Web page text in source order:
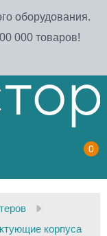
оборудования.
000 товаров!
0
корпуса